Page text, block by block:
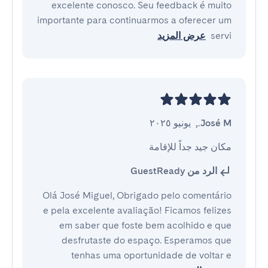
excelente conosco. Seu feedback é muito
importante para continuarmos a oferecer um
servi عرض المزيد
José M.
, يونيو ٢٠٢٥
مكان جيد جداً للإقامة
الرد من GuestReady
Olá José Miguel, Obrigado pelo comentário
e pela excelente avaliação! Ficamos felizes
em saber que foste bem acolhido e que
desfrutaste do espaço. Esperamos que
tenhas uma oportunidade de voltar e